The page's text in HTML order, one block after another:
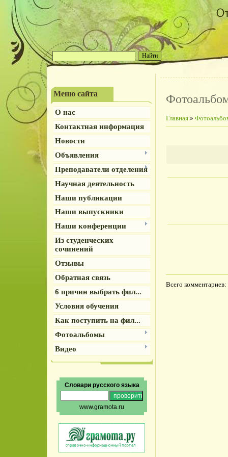
Меню сайта
О нас
Контактная информация
Новости
Объявления
Преподаватели отделения
Научная деятельность
Наши публикации
Наши выпускники
Наши конференции
Из студенческих
сочинений
Отзывы
Обратная связь
6 причин выбрать фил...
Условия обучения
Как поступить на фил...
Фотоальбомы
Видео
Словари русского языка
www.gramota.ru
Главная »
Всего комментариев: